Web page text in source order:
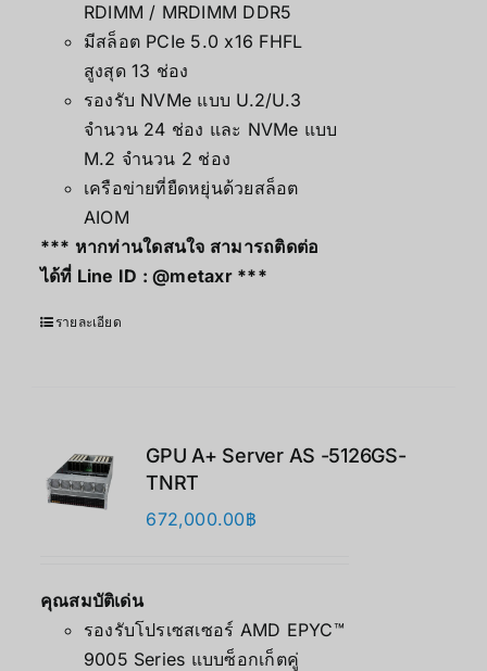
RDIMM / MRDIMM DDR5
มีสล็อต PCIe 5.0 x16 FHFL
สูงสุด 13 ช่อง
รองรับ NVMe แบบ U.2/U.3
จำนวน 24 ช่อง และ NVMe แบบ
M.2 จำนวน 2 ช่อง
เครือข่ายที่ยืดหยุ่นด้วยสล็อต
AIOM
*** หากท่านใดสนใจ สามารถติดต่อ
ได้ที่ Line ID :@metaxr***
รายละเอียด
GPU A+ Server AS -5126GS-
TNRT
672,000.00฿
คุณสมบัติเด่น
รองรับโปรเซสเซอร์ AMD EPYC™
9005 Series แบบซ็อกเก็ตคู่